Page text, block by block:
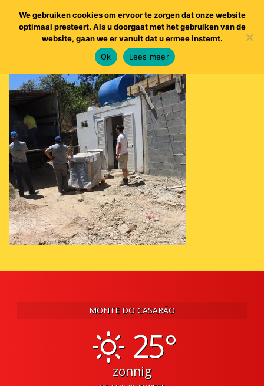
MONTE DO CASARÃO
25°
zonnig
We gebruiken cookies om ervoor te zorgen dat onze website
optimaal presteert. Als u doorgaat met het gebruiken van de
website, gaan we er vanuit dat u ermee instemt.
Ok
Lees meer